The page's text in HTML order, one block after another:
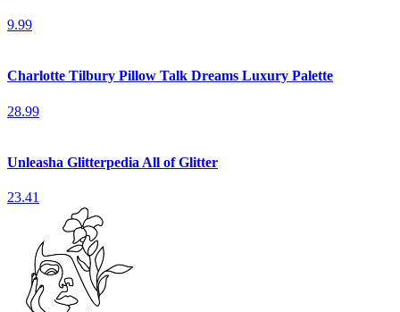
9.99
Charlotte Tilbury Pillow Talk Dreams Luxury Palette
28.99
Unleasha Glitterpedia All of Glitter
23.41